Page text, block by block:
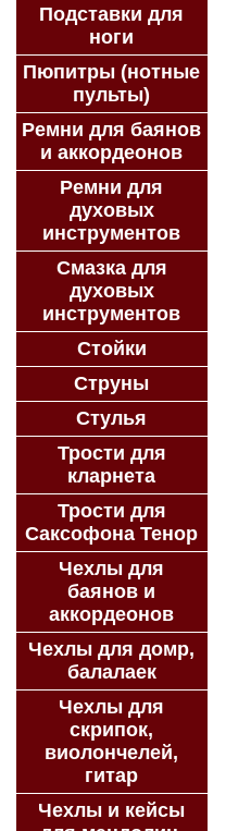
Подставки для
ноги
Пюпитры (нотные
пульты)
Ремни для баянов
и аккордеонов
Ремни для
духовых
инструментов
Смазка для
духовых
инструментов
Стойки
Струны
Стулья
Трости для
кларнета
Трости для
Саксофона Тенор
Чехлы для
баянов и
аккордеонов
Чехлы для домр,
балалаек
Чехлы для
скрипок,
виолончелей,
гитар
Чехлы и кейсы